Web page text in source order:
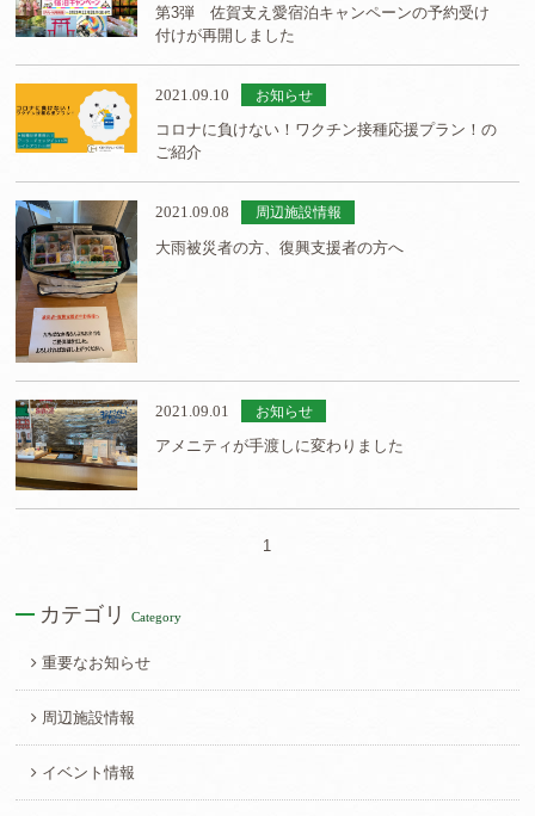
第3弾 佐賀支え愛宿泊キャンペーンの予約受け
付けが再開しました
2021.09.10 お知らせ
コロナに負けない！ワクチン接種応援プラン！の
ご紹介
2021.09.08 周辺施設情報
大雨被災者の方、復興支援者の方へ
2021.09.01 お知らせ
アメニティが手渡しに変わりました
1
カテゴリ Category
重要なお知らせ
周辺施設情報
イベント情報